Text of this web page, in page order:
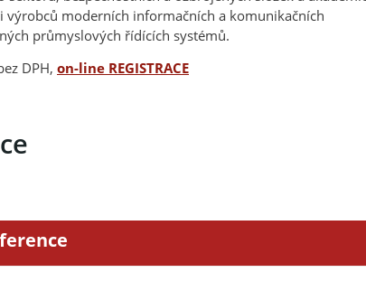
výrobců moderních informačních a komunikačních
průmyslových řídících systémů.
DPH, on-line REGISTRACE